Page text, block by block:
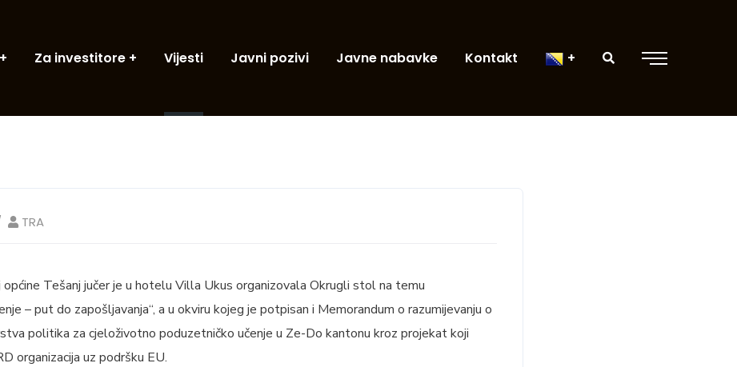
Za investitore Vijesti Javni pozivi Javne nabavke Kontakt
TRA
općine Tešanj jučer je u hotelu Villa Ukus organizovala Okrugli stol na temu
– put do zapošljavanja“, a u okviru kojeg je potpisan i Memorandum o razumijevanju o
politika za cjeloživotno poduzetničko učenje u Ze-Do kantonu kroz projekat koji
organizacija uz podršku EU.